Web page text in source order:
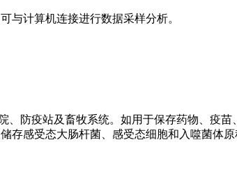
与计算机连接进行数据采样分析。
防疫站及畜牧系统。如用于保存药物、疫
存感受态大肠杆菌、感受态细胞和入噬菌体原